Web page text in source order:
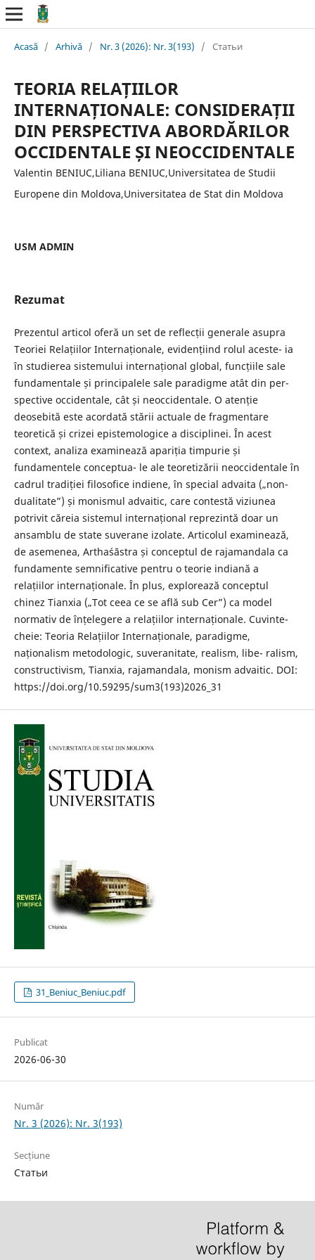
Acasă / Arhivă / Nr. 3 (2026): Nr. 3(193) / Статьи
TEORIA RELAȚIILOR
INTERNAȚIONALE: CONSIDERAȚII
DIN PERSPECTIVA ABORDĂRILOR
OCCIDENTALE ȘI NEOCCIDENTALE
Valentin BENIUC,Liliana BENIUC,Universitatea de Studii
Europene din Moldova,Universitatea de Stat din Moldova
USM ADMIN
Rezumat
Prezentul articol oferă un set de reflecții generale asupra
Teoriei Relațiilor Internaționale, evidențiind rolul aceste- ia
în studierea sistemului internațional global, funcțiile sale
fundamentale și principalele sale paradigme atât din per-
spective occidentale, cât și neoccidentale. O atenție
deosebită este acordată stării actuale de fragmentare
teoretică și crizei epistemologice a disciplinei. În acest
context, analiza examinează apariția timpurie și
fundamentele conceptua- le ale teoretizării neoccidentale în
cadrul tradiției filosofice indiene, în special advaita („non-
dualitate”) și monismul advaitic, care contestă viziunea
potrivit căreia sistemul internațional reprezintă doar un
ansamblu de state suverane izolate. Articolul examinează,
de asemenea, Arthaśāstra și conceptul de rajamandala ca
fundamente semnificative pentru o teorie indiană a
relațiilor internaționale. În plus, explorează conceptul
chinez Tianxia („Tot ceea ce se află sub Cer”) ca model
normativ de înțelegere a relațiilor internaționale. Cuvinte-
cheie: Teoria Relațiilor Internaționale, paradigme,
naționalism metodologic, suveranitate, realism, libe- ralism,
constructivism, Tianxia, rajamandala, monism advaitic. DOI:
https://doi.org/10.59295/sum3(193)2026_31
31_Beniuc_Beniuc.pdf
Publicat
2026-06-30
Număr
Nr. 3 (2026): Nr. 3(193)
Secțiune
Статьи